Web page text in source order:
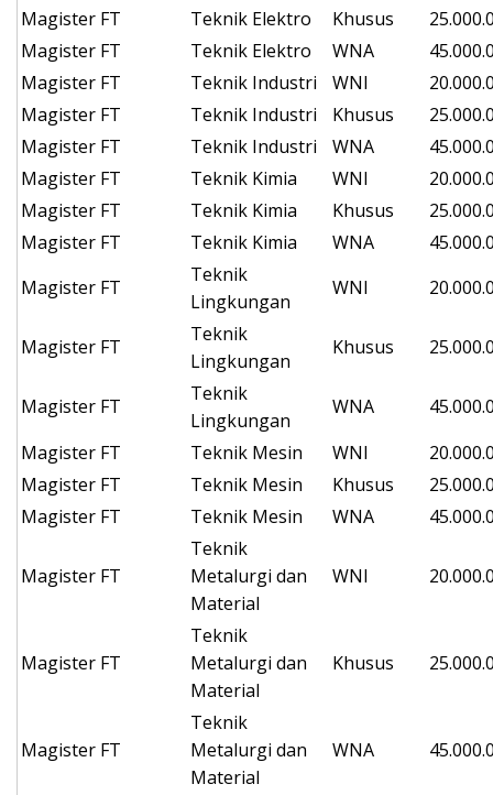
Magister FT Teknik Elektro Khusus
Magister FT Teknik Elektro WNA
Magister FT Teknik Industri WNI
Magister FT Teknik Industri Khusus
Magister FT Teknik Industri WNA
Magister FT Teknik Kimia WNI
Magister FT Teknik Kimia Khusus
Magister FT Teknik Kimia WNA
Magister FT
Teknik
Lingkungan
WNI
Magister FT
Teknik
Lingkungan
Khusus
Magister FT
Teknik
Lingkungan
WNA
Magister FT Teknik Mesin WNI
Magister FT Teknik Mesin Khusus
Magister FT Teknik Mesin WNA
Magister FT
Teknik
Metalurgi dan
Material
WNI
Magister FT
Teknik
Metalurgi dan
Material
Khusus
Magister FT
Teknik
Metalurgi dan
Material
WNA